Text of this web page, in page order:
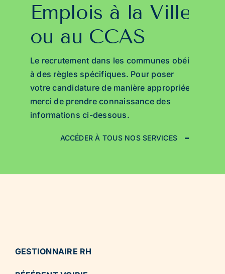
Emplois à la Ville
ou au CCAS
Le recrutement dans les communes obéit
à des règles spécifiques. Pour poser
votre candidature de manière appropriée,
merci de prendre connaissance des
informations ci-dessous.
ACCÉDER À TOUS NOS SERVICES
GESTIONNAIRE RH